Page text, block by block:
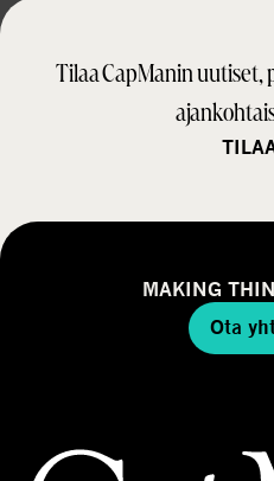
Tilaa CapManin
MAKING
Ota